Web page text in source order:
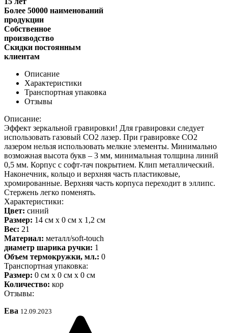
Более 50000 наименований
продукции
Собственное
производство
Скидки постоянным
клиентам
Описание
Характеристики
Транспортная упаковка
Отзывы
Описание:
Эффект зеркальной гравировки! Для гравировки следует
использовать газовый СО2 лазер. При гравировке СО2
лазером нельзя использовать мелкие элементы. Минимально
возможная высота букв – 3 мм, минимальная толщина линий
0,5 мм. Корпус с софт-тач покрытием. Клип металлический.
Наконечник, кольцо и верхняя часть пластиковые,
хромированные. Верхняя часть корпуса переходит в эллипс.
Стержень легко поменять.
Характеристики:
Цвет: синий
Размер: 14 см х 0 см х 1,2 см
Вес: 21
Материал: металл/soft-touch
диаметр шарика ручки: 1
Объем термокружки, мл.: 0
Транспортная упаковка:
Размер: 0 см х 0 см х 0 см
Количество: кор
Отзывы:
Ева 12.09.2023